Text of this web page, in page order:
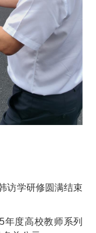
访学研修圆满结束
年度高校教师系列